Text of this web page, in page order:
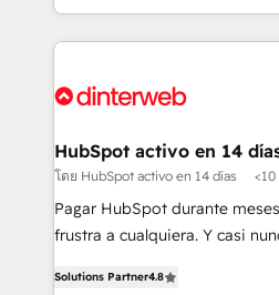
business more efficiently - Build stronger
relationships with customers - Make better
more people - Get the most out of your HubSpot
growth. We modernise platforms, streamline
operations that are causing
supercharge revenue operations Key services: •
Transformation / Web
Sales Consulting • Marketing
makes us different? 🚀 Top 0.5% of global HubSpot
agencies ⚙️ The strongest technical ability and
partners who will embed
HubSpot activo en 14
โดย HubSpot activo en 14 días
Pagar HubSpot durante
frustra a cualquiera. Y casi
Solutions Partner4.8